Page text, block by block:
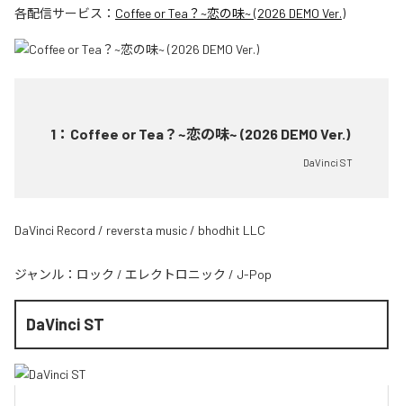
各配信サービス： Coffee or Tea？~恋の味~ (2026 DEMO Ver.)
1 ： Coffee or Tea？~恋の味~ (2026 DEMO Ver.)
DaVinci ST
DaVinci Record / reversta music / bhodhit LLC
ジャンル： ロック / エレクトロニック / J-Pop
DaVinci ST